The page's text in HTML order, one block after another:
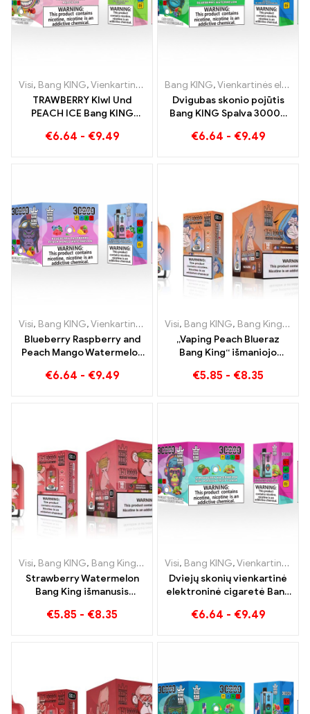
Visi, Bang KING,Vienkartinės elektroninės cigaretės Lietuva ,
TRAWBERRY KIwI Und
PEACH ICE Bang KING
vienkartinė e-cigaretė –
€6.64 - €9.49
Bang KING,Vienkartinės elektroninės cigaretės
Dvigubas skonio pojūtis
Bang KING Spalva 30000
Watermelon 30000
€6.64 - €9.49
Visi, Bang KING,Vienkartinės elektroninės cigaretės Lietuva ,
Blueberry Raspberry and
Peach Mango Watermelon
Dviejų skonių vienkartinis
€6.64 - €9.49
Visi, Bang KING, Bang King išmanusis ekranas 15000 Puff
„Vaping Peach Blueraz
Bang King“ išmaniojo
€5.85 - €8.35
Visi, Bang KING, Bang King išmanusis ekranas 15000 Puff ,
Strawberry Watermelon
Bang King išmanusis
Mėgaukitės
€5.85 - €8.35
Visi, Bang KING,Vienkartinės elektroninės cigaretės Lietuva
Dviejų skonių vienkartinė
elektroninė cigaretė Bang
kupini skonio braškių
€6.64 - €9.49